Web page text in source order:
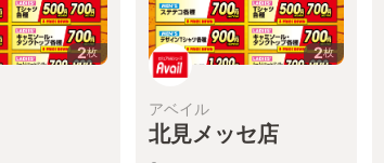
2枚 2枚
アベイル
北見メッセ店